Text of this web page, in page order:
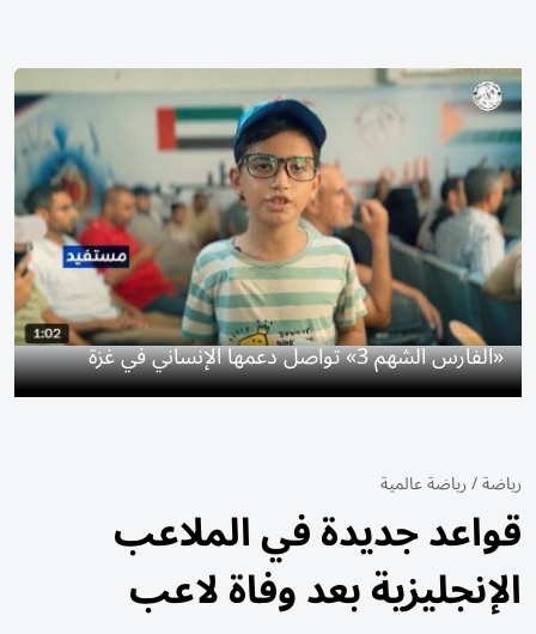
«الفارس الشهم 3» تواصل دعمها الإنساني في غزة
رياضة/رياضة عالمية
قواعد جديدة في الملاعب
الإنجليزية بعد وفاة لاعب